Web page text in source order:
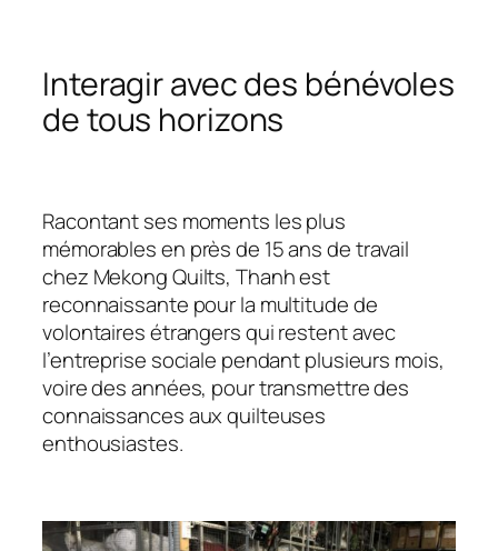
Interagir avec des bénévoles
de tous horizons
Racontant ses moments les plus
mémorables en près de 15 ans de travail
chez Mekong Quilts, Thanh est
reconnaissante pour la multitude de
volontaires étrangers qui restent avec
l’entreprise sociale pendant plusieurs mois,
voire des années, pour transmettre des
connaissances aux quilteuses
enthousiastes.